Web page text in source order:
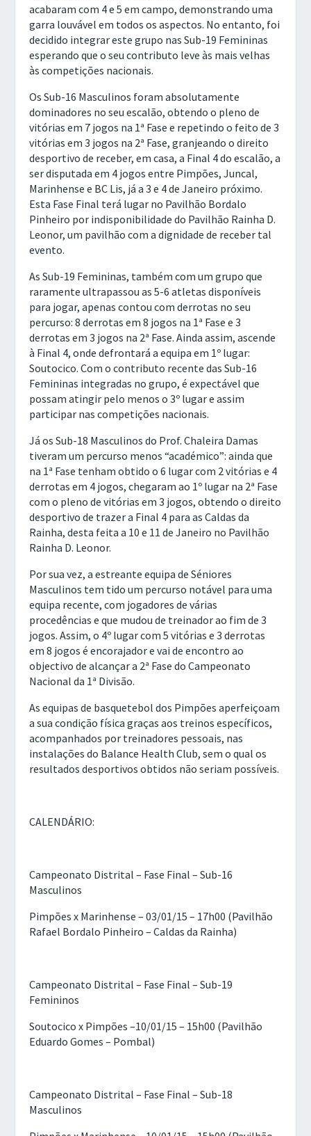
acabaram com 4 e 5 em campo, demonstrando uma
garra louvável em todos os aspectos. No entanto, foi
decidido integrar este grupo nas Sub-19 Femininas
esperando que o seu contributo leve às mais velhas
às competições nacionais.
Os Sub-16 Masculinos foram absolutamente
dominadores no seu escalão, obtendo o pleno de
vitórias em 7 jogos na 1ª Fase e repetindo o feito de 3
vitórias em 3 jogos na 2ª Fase, granjeando o direito
desportivo de receber, em casa, a Final 4 do escalão, a
ser disputada em 4 jogos entre Pimpões, Juncal,
Marinhense e BC Lis, já a 3 e 4 de Janeiro próximo.
Esta Fase Final terá lugar no Pavilhão Bordalo
Pinheiro por indisponibilidade do Pavilhão Rainha D.
Leonor, um pavilhão com a dignidade de receber tal
evento.
As Sub-19 Femininas, também com um grupo que
raramente ultrapassou as 5-6 atletas disponíveis
para jogar, apenas contou com derrotas no seu
percurso: 8 derrotas em 8 jogos na 1ª Fase e 3
derrotas em 3 jogos na 2ª Fase. Ainda assim, ascende
à Final 4, onde defrontará a equipa em 1º lugar:
Soutocico. Com o contributo recente das Sub-16
Femininas integradas no grupo, é expectável que
possam atingir pelo menos o 3º lugar e assim
participar nas competições nacionais.
Já os Sub-18 Masculinos do Prof. Chaleira Damas
tiveram um percurso menos “académico”: ainda que
na 1ª Fase tenham obtido o 6 lugar com 2 vitórias e 4
derrotas em 4 jogos, chegaram ao 1º lugar na 2ª Fase
com o pleno de vitórias em 3 jogos, obtendo o direito
desportivo de trazer a Final 4 para as Caldas da
Rainha, desta feita a 10 e 11 de Janeiro no Pavilhão
Rainha D. Leonor.
Por sua vez, a estreante equipa de Séniores
Masculinos tem tido um percurso notável para uma
equipa recente, com jogadores de várias
procedências e que mudou de treinador ao fim de 3
jogos. Assim, o 4º lugar com 5 vitórias e 3 derrotas
em 8 jogos é encorajador e vai de encontro ao
objectivo de alcançar a 2ª Fase do Campeonato
Nacional da 1ª Divisão.
As equipas de basquetebol dos Pimpões aperfeiçoam
a sua condição física graças aos treinos específicos,
acompanhados por treinadores pessoais, nas
instalações do Balance Health Club, sem o qual os
resultados desportivos obtidos não seriam possíveis.
CALENDÁRIO:
Campeonato Distrital – Fase Final – Sub-16
Masculinos
Pimpões x Marinhense – 03/01/15 – 17h00 (Pavilhão
Rafael Bordalo Pinheiro – Caldas da Rainha)
Campeonato Distrital – Fase Final – Sub-19
Femininos
Soutocico x Pimpões –10/01/15 – 15h00 (Pavilhão
Eduardo Gomes – Pombal)
Campeonato Distrital – Fase Final – Sub-18
Masculinos